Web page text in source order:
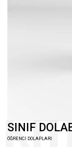
SINIF
ÖĞRENCİ DOLAPLARI